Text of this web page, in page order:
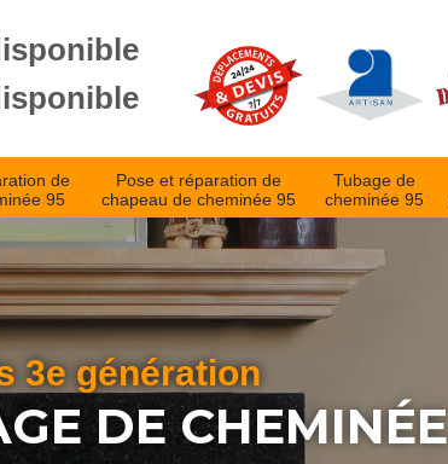
de
95
Pose et réparation de
chapeau de cheminée 95
Tubage de
cheminée 95
3e génération
DE CHEMINÉE